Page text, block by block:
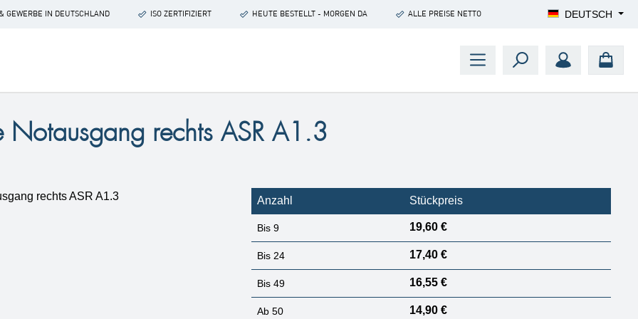
GEWERBE IN DEUTSCHLAND ISO ZERTIFIZIERT HEUTE BESTELLT - MORGEN DA ALLE PREISE NETTO DEUTSCH
Notausgang rechts ASR A1.3
Anzahl Stückpreis
Bis9 19,60 €
Bis 24 17,40 €
Bis49 16,55 €
Ab50 14,90 €